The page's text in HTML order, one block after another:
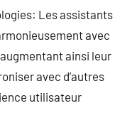
Les assistants
avec
ainsi leur
avec d’autres
utilisateur